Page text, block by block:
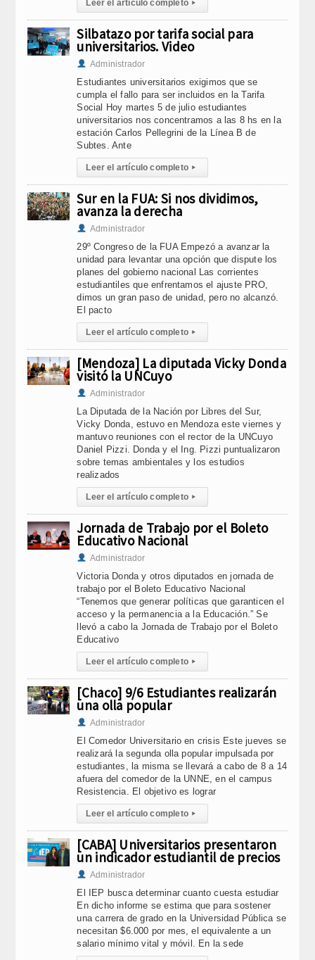
Leer el artículo completo ▸
Silbatazo por tarifa social para
universitarios. Video
Administrador
Estudiantes universitarios exigimos que se
cumpla el fallo para ser incluidos en la Tarifa
Social Hoy martes 5 de julio estudiantes
universitarios nos concentramos a las 8 hs en la
estación Carlos Pellegrini de la Línea B de
Subtes. Ante
Leer el artículo completo ▸
Sur en la FUA: Si nos dividimos,
avanza la derecha
Administrador
29º Congreso de la FUA Empezó a avanzar la
unidad para levantar una opción que dispute los
planes del gobierno nacional Las corrientes
estudiantiles que enfrentamos el ajuste PRO,
dimos un gran paso de unidad, pero no alcanzó.
El pacto
Leer el artículo completo ▸
[Mendoza] La diputada Vicky Donda
visitó la UNCuyo
Administrador
La Diputada de la Nación por Libres del Sur,
Vicky Donda, estuvo en Mendoza este viernes y
mantuvo reuniones con el rector de la UNCuyo
Daniel Pizzi. Donda y el Ing. Pizzi puntualizaron
sobre temas ambientales y los estudios
realizados
Leer el artículo completo ▸
Jornada de Trabajo por el Boleto
Educativo Nacional
Administrador
Victoria Donda y otros diputados en jornada de
trabajo por el Boleto Educativo Nacional
“Tenemos que generar políticas que garanticen el
acceso y la permanencia a la Educación.” Se
llevó a cabo la Jornada de Trabajo por el Boleto
Educativo
Leer el artículo completo ▸
[Chaco] 9/6 Estudiantes realizarán
una olla popular
Administrador
El Comedor Universitario en crisis Este jueves se
realizará la segunda olla popular impulsada por
estudiantes, la misma se llevará a cabo de 8 a 14
afuera del comedor de la UNNE, en el campus
Resistencia. El objetivo es lograr
Leer el artículo completo ▸
[CABA] Universitarios presentaron
un indicador estudiantil de precios
Administrador
El IEP busca determinar cuanto cuesta estudiar
En dicho informe se estima que para sostener
una carrera de grado en la Universidad Pública se
necesitan $6.000 por mes, el equivalente a un
salario mínimo vital y móvil. En la sede